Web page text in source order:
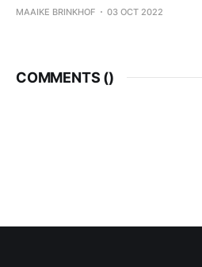
MAAIKE BRINKHOF 03 OCT 2022
COMMENTS ()